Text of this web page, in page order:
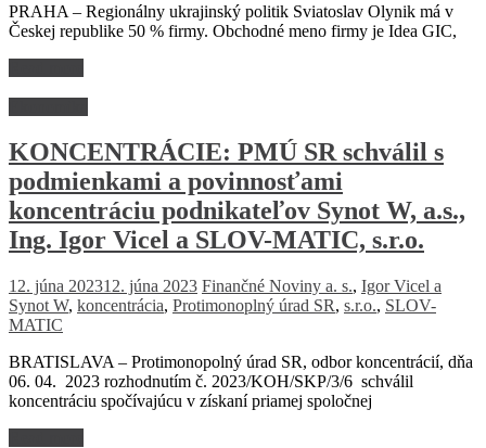
PRAHA – Regionálny ukrajinský politik Sviatoslav Olynik má v
Českej republike 50 % firmy. Obchodné meno firmy je Idea GIC,
KONCENTRÁCIE: PMÚ SR schválil s
podmienkami a povinnosťami
koncentráciu podnikateľov Synot W, a.s.,
Ing. Igor Vicel a SLOV-MATIC, s.r.o.
12. júna 202312. júna 2023 Finančné Noviny a. s., Igor Vicel a
Synot W, koncentrácia, Protimonoplný úrad SR, s.r.o., SLOV-
MATIC
BRATISLAVA – Protimonopolný úrad SR, odbor koncentrácií, dňa
06. 04. 2023 rozhodnutím č. 2023/KOH/SKP/3/6 schválil
koncentráciu spočívajúcu v získaní priamej spoločnej